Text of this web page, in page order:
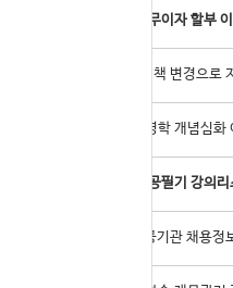
카드사별 무이자 할부
<b>IOS 정책 변경으로
[실강]경영학 개념심화
공기업 전공필기 강의
2022 공공기관 채용정